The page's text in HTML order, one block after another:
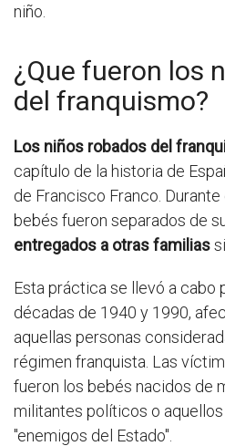
niño.
¿Que fueron los
del franquismo?
Los niños robados del
capítulo de la historia de
de Francisco Franco.
bebés fueron separados de
entregados a otras familias
Esta práctica se llevó a cabo
décadas de 1940 y 1990,
aquellas personas
régimen franquista. Las
fueron los bebés nacidos de
militantes políticos o
"enemigos del Estado".